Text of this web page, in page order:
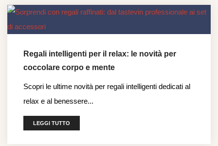
Regali intelligenti per il relax: le novità per
coccolare corpo e mente
Scopri le ultime novità per regali intelligenti dedicati al
relax e al benessere...
LEGGI TUTTO